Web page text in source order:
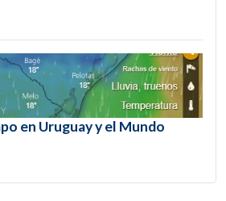
en Uruguay y el Mundo